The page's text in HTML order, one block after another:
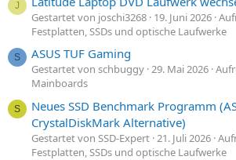
J
Gestartet von joschi3268 19. Juni 2026
Festplatten, SSDs und optische Laufwerke
S ASUS TUF Gaming
Gestartet von schbuggy 29. Mai 2026
Mainboards
S
Neues SSD Benchmark Programm
CrystalDiskMark Alternative)
Gestartet von SSD-Expert 21. Juli 2026
Festplatten, SSDs und optische Laufwerke